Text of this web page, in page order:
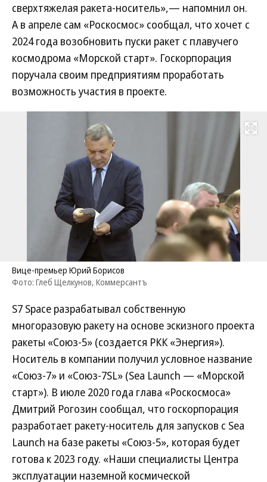
сверхтяжелая ракета-носитель»,— напомнил он.
А в апреле сам «Роскосмос» сообщал, что хочет с
2024 года возобновить пуски ракет с плавучего
космодрома «Морской старт». Госкорпорация
поручала своим предприятиям проработать
возможность участия в проекте.
Развернуть
Вице-премьер Юрий Борисов
Фото: Глеб Щелкунов, Коммерсантъ
S7 Space разрабатывал собственную
многоразовую ракету на основе эскизного проекта
ракеты «Союз-5» (создается РКК «Энергия»).
Носитель в компании получил условное название
«Союз-7» и «Союз-7SL» (Sea Launch — «Морской
старт»). В июле 2020 года глава «Роскосмоса»
Дмитрий Рогозин сообщал, что госкорпорация
разработает ракету-носитель для запусков с Sea
Launch на базе ракеты «Союз-5», которая будет
готова к 2023 году. «Наши специалисты Центра
эксплуатации наземной космической